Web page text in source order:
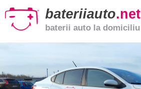
bateriiauto.net
baterii auto la domiciliu